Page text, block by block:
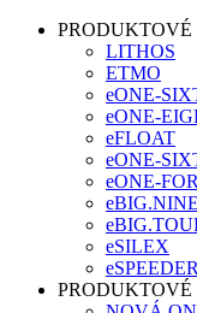
LITHOS
ETMO
eONE-
eONE-
eFLOAT
eONE-
eONE-
eBIG.NINE
eSILEX
eSPEEDER